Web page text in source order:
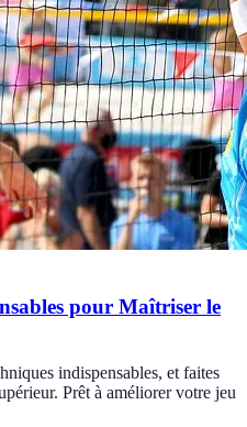
pour Maîtriser le
indispensables, et faites
Prêt à améliorer votre jeu